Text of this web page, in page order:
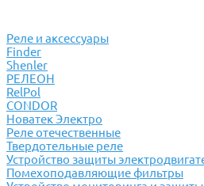
Реле и аксессуары
Finder
Shenler
РЕЛЕОН
RelPol
CONDOR
Новатек Электро
Реле отечественные
Твердотельные реле
Устройство защиты
Помехоподавляющие фильтры